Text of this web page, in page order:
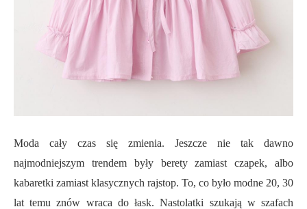
Moda cały czas się zmienia. Jeszcze nie tak dawno
najmodniejszym trendem były berety zamiast czapek, albo
kabaretki zamiast klasycznych rajstop. To, co było modne 20, 30
lat temu znów wraca do łask. Nastolatki szukają w szafach